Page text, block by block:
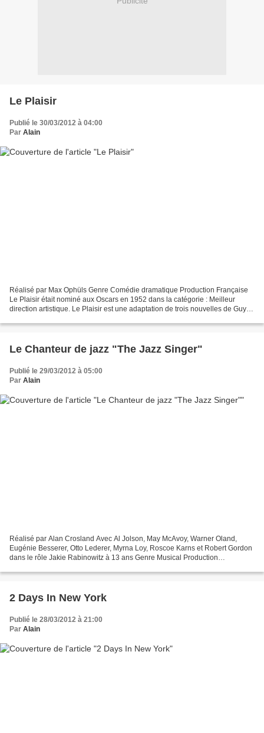
Le Plaisir
Publié le 30/03/2012 à 04:00
Par Alain
Réalisé par Max Ophüls Genre Comédie dramatique Production Française
Le Plaisir était nominé aux Oscars en 1952 dans la catégorie : Meilleur
direction artistique. Le Plaisir est une adaptation de trois nouvelles de Guy
Le Chanteur de jazz "The Jazz Singer"
Publié le 29/03/2012 à 05:00
Par Alain
Réalisé par Alan Crosland Avec Al Jolson, May McAvoy, Warner Oland,
Eugénie Besserer, Otto Lederer, Myrna Loy, Roscoe Karns et Robert Gordon
dans le rôle Jakie Rabinowitz à 13 ans Genre Musical Production
2 Days In New York
Publié le 28/03/2012 à 21:00
Par Alain